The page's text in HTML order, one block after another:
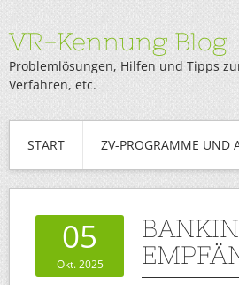
VR-Kennung Blog
Problemlösungen, Hilfen und Tipps
Verfahren, etc.
START ZV-PROGRAMME UND
05
Okt. 2025